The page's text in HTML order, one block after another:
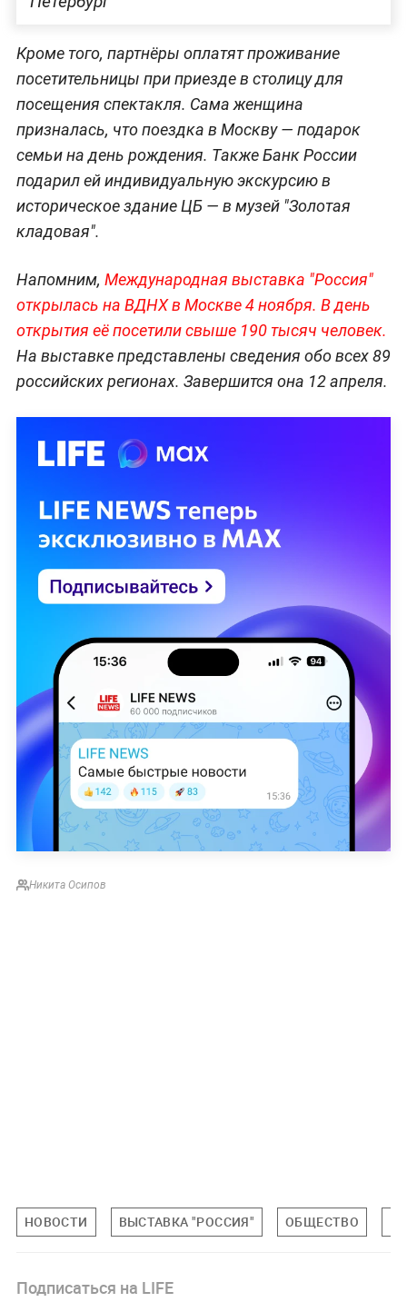
Кроме того, партнёры оплатят проживание
посетительницы при приезде в столицу для
посещения спектакля. Сама женщина
призналась, что поездка в Москву — подарок
семьи на день рождения. Также Банк России
подарил ей индивидуальную экскурсию в
историческое здание ЦБ — в музей "Золотая
кладовая".
Напомним, Международная выставка "Россия"
открылась на ВДНХ в Москве 4 ноября. В день
открытия её посетили свыше 190 тысяч человек.
На выставке представлены сведения обо всех 89
российских регионах. Завершится она 12 апреля.
Никита Осипов
НОВОСТИ ВЫСТАВКА "РОССИЯ" ОБЩЕСТВО
Подписаться на LIFE